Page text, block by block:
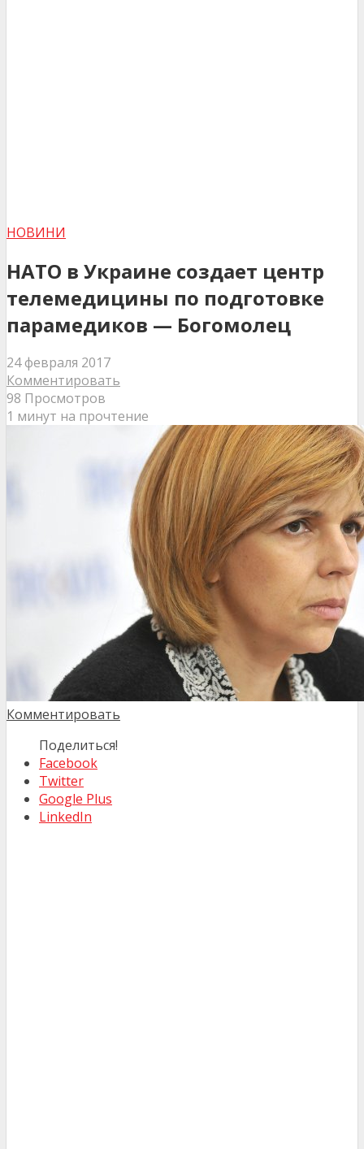
НОВИНИ
НАТО в Украине создает центр
телемедицины по подготовке
парамедиков — Богомолец
24 февраля 2017
Комментировать
98 Просмотров
1 минут на прочтение
Комментировать
Поделиться!
Facebook
Twitter
Google Plus
LinkedIn